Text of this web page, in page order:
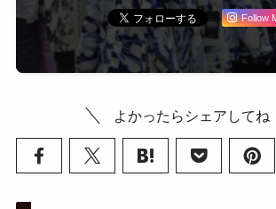
Follow
よかったらシェアしてね